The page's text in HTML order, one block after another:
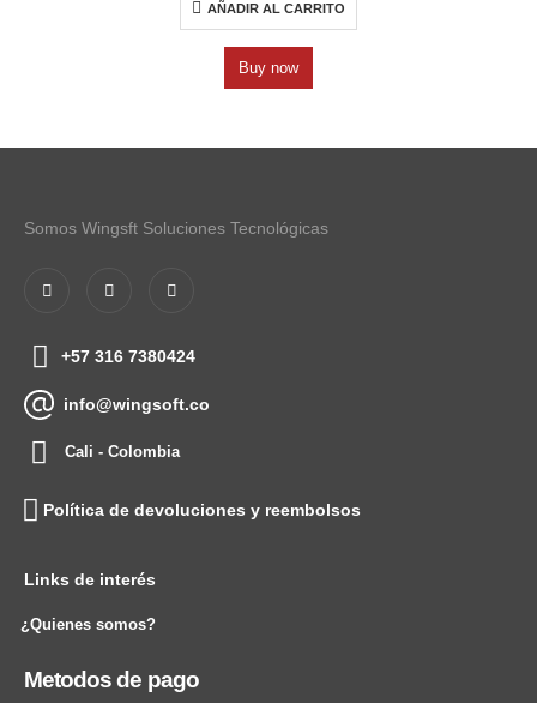
AÑADIR AL CARRITO
Buy now
Somos Wingsft Soluciones Tecnológicas
+57 316 7380424
info@wingsoft.co
Cali - Colombia
Política de devoluciones y reembolsos
Links de interés
¿Quienes somos?
Metodos de pago